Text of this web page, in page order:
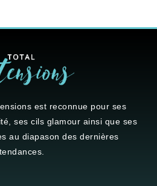
est reconnue pour ses
ses cils glamour ainsi que ses
au diapason des dernières